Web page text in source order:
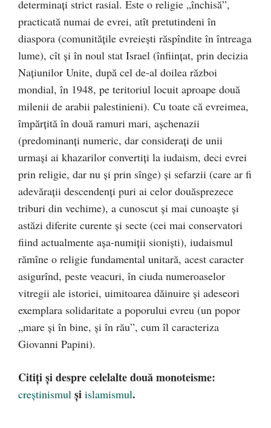
determinați strict rasial. Este o religie „închisă”,
practicată numai de evrei, atît pretutindeni în
diaspora (comunitățile evreiești răspîndite în întreaga
lume), cît și în noul stat Israel (înființat, prin decizia
Națiunilor Unite, după cel de-al doilea război
mondial, în 1948, pe teritoriul locuit aproape două
milenii de arabii palestinieni). Cu toate că evreimea,
împărțită în două ramuri mari, așchenazii
(predominanți numeric, dar considerați de unii
urmași ai khazarilor convertiți la iudaism, deci evrei
prin religie, dar nu și prin sînge) și sefarzii (care ar fi
adevărații descendenți puri ai celor douăsprezece
triburi din vechime), a cunoscut și mai cunoaște și
astăzi diferite curente și secte (cei mai conservatori
fiind actualmente așa-numiții sioniști), iudaismul
rămîne o religie fundamental unitară, acest caracter
asigurînd, peste veacuri, în ciuda numeroaselor
vitregii ale istoriei, uimitoarea dăinuire și adeseori
exemplara solidaritate a poporului evreu (un popor
„mare și în bine, și în rău”, cum îl caracteriza
Giovanni Papini).
Citiți și despre celelalte două monoteisme:
creștinismul și islamismul.